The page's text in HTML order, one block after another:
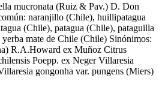
mucronata (Ruiz & Pav.) D. Don
naranjillo (Chile), huillipatagua
(Chile), patagua (Chile), pataguilla
mate de Chile (Chile) Sinónimos:
R.A.Howard ex Muñoz Citrus
Poepp. ex Neger Villaresia
gongonha var. pungens (Miers)